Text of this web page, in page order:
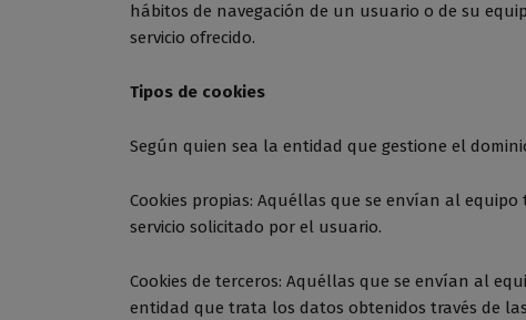
hábitos de navegación de un usuario o de su
servicio ofrecido.
Tipos de cookies
Según quien sea la entidad que gestione el
Cookies propias: Aquéllas que se envían al
servicio solicitado por el usuario.
Cookies de terceros: Aquéllas que se envían al
entidad que trata los datos obtenidos través de